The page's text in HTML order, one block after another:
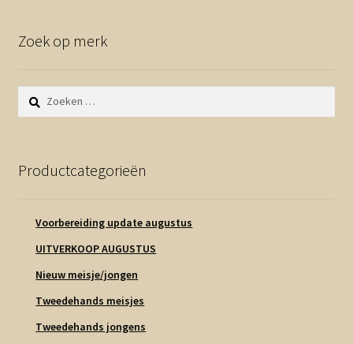
Zoek op merk
Zoeken
naar:
Productcategorieën
Voorbereiding update augustus
UITVERKOOP AUGUSTUS
Nieuw meisje/jongen
Tweedehands meisjes
Tweedehands jongens